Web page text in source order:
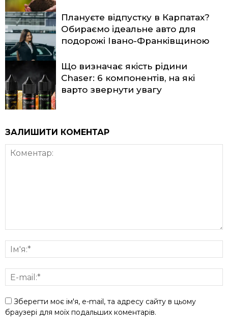
Плануєте відпустку в Карпатах?
Обираємо ідеальне авто для
подорожі Івано-Франківщиною
Що визначає якість рідини
Chaser: 6 компонентів, на які
варто звернути увагу
ЗАЛИШИТИ КОМЕНТАР
Зберегти моє ім'я, e-mail, та адресу сайту в цьому
браузері для моїх подальших коментарів.